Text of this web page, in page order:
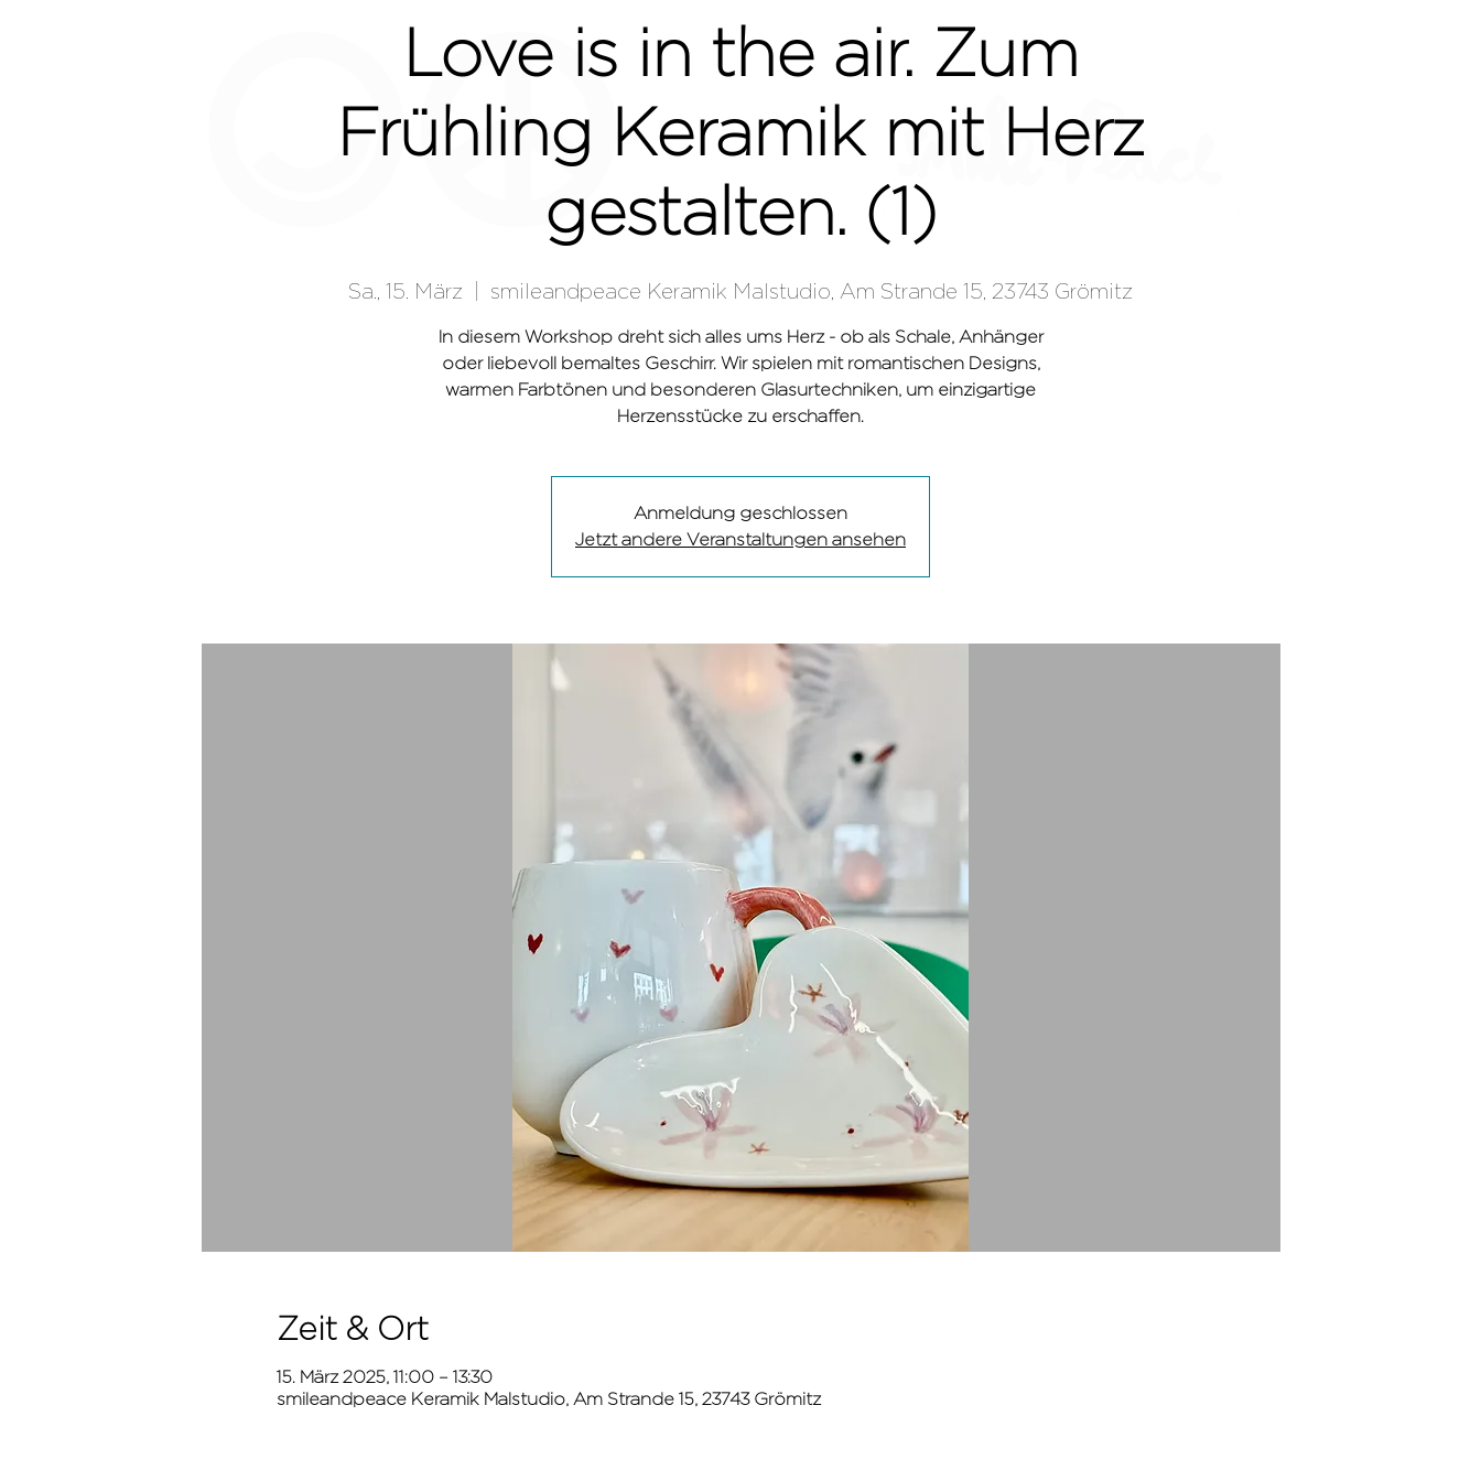
HAMBURG
Love is in the air. Zum
Frühling Keramik mit Herz
gestalten. (1)
Sa., 15. März smileandpeace Keramik Malstudio, Am Strande 15, 23743 Grömitz
In diesem Workshop dreht sich alles ums Herz - ob als Schale, Anhänger
oder liebevoll bemaltes Geschirr. Wir spielen mit romantischen Designs,
warmen Farbtönen und besonderen Glasurtechniken, um einzigartige
Herzensstücke zu erschaffen.
Anmeldung geschlossen
Jetzt andere Veranstaltungen ansehen
Zeit & Ort
15. März 2025, 11:00 – 13:30
smileandpeace Keramik Malstudio, Am Strande 15, 23743 Grömitz